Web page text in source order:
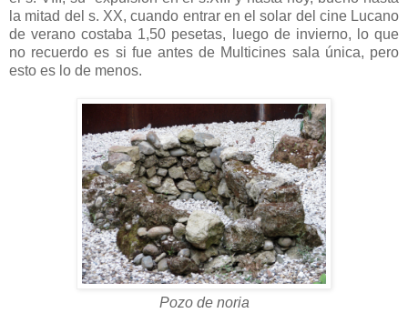
la mitad del s. XX, cuando entrar en el solar del cine Lucano
de verano costaba 1,50 pesetas, luego de invierno, lo que
no recuerdo es si fue antes de Multicines sala única, pero
esto es lo de menos.
Pozo de noria